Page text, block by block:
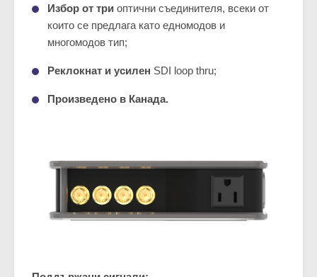
Избор от три оптични съединителя, всеки от
които се предлага като едномодов и
многомодов тип;
Реклокнат и усилен SDI loop thru;
Произведено в Канада.